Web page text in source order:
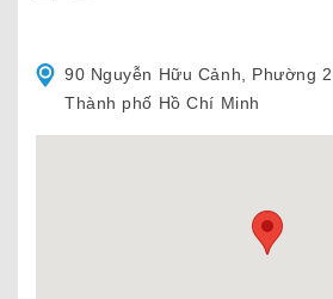
90 Nguyễn Hữu Cảnh, Phường
Thành phố Hồ Chí Minh